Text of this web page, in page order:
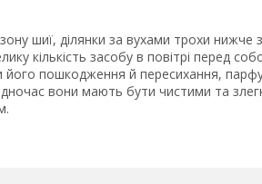
шиї, ділянки за вухами трохи нижче
кількість засобу в повітрі перед
пошкодження й пересихання,
вони мають бути чистими та